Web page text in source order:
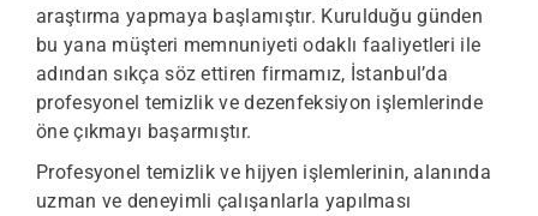
araştırma yapmaya başlamıştır. Kurulduğu günden
bu yana müşteri memnuniyeti odaklı faaliyetleri ile
adından sıkça söz ettiren firmamız, İstanbul’da
profesyonel temizlik ve dezenfeksiyon işlemlerinde
öne çıkmayı başarmıştır.
Profesyonel temizlik ve hijyen işlemlerinin, alanında
uzman ve deneyimli çalışanlarla yapılması